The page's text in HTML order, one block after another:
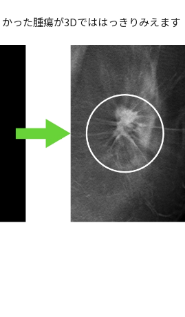
った腫瘍が3Dでははっきりみえます